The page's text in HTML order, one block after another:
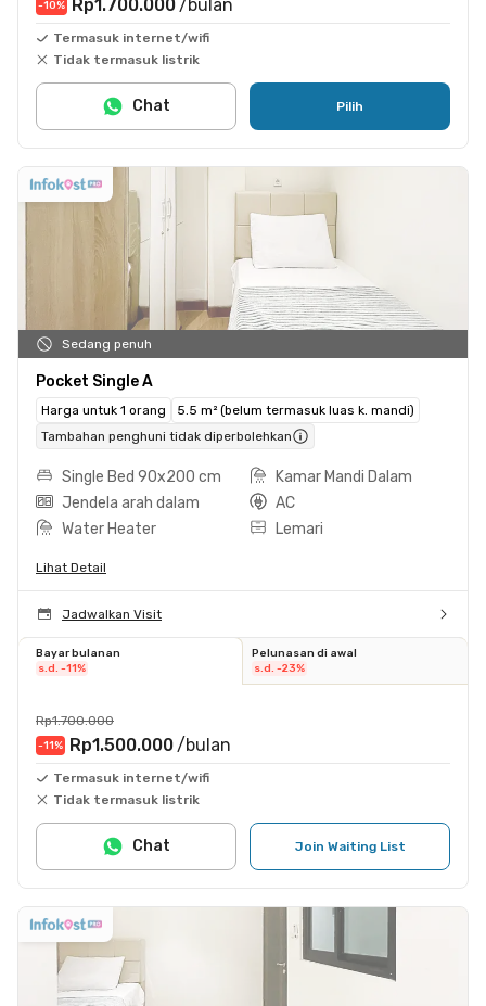
-10% Rp1.700.000 /bulan
Termasuk internet/wifi
Tidak termasuk listrik
Pilih
Chat
Sedang penuh
Pocket Single A
Harga untuk 1 orang
5.5 m² (belum termasuk luas k. mandi)
Tambahan penghuni tidak diperbolehkan
Single Bed 90x200 cm
Kamar Mandi Dalam
Jendela arah dalam
AC
Water Heater
Lemari
Lihat Detail
Jadwalkan Visit
Bayar bulanan
s.d. -11%
Pelunasan di awal
s.d. -23%
Rp1.700.000
-11% Rp1.500.000 /bulan
Termasuk internet/wifi
Tidak termasuk listrik
Join Waiting List
Chat